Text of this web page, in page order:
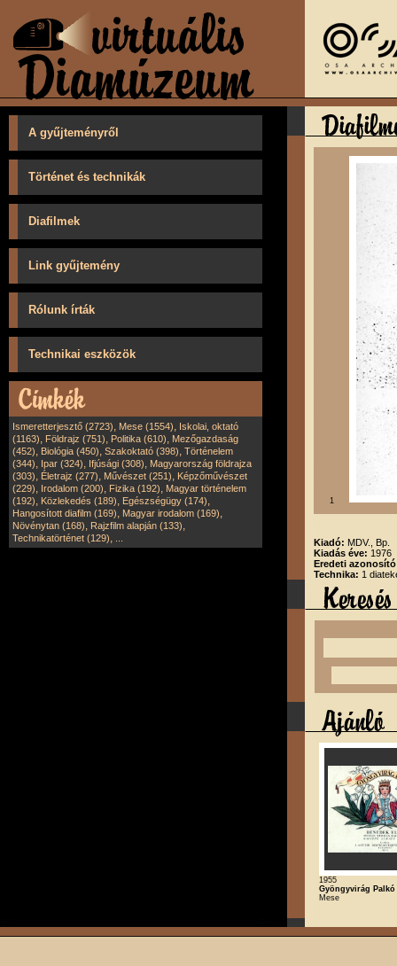
A gyűjteményről
Történet és technikák
Diafilmek
Link gyűjtemény
Rólunk írták
Technikai eszközök
Ismeretterjesztő (2723), Mese (1554), Iskolai, oktató
(1163), Földrajz (751), Politika (610), Mezőgazdaság
(452), Biológia (450), Szakoktató (398), Történelem
(344), Ipar (324), Ifjúsági (308), Magyarország földrajza
(303), Életrajz (277), Művészet (251), Képzőművészet
(229), Irodalom (200), Fizika (192), Magyar történelem
(192), Közlekedés (189), Egészségügy (174),
Hangosított diafilm (169), Magyar irodalom (169),
Növénytan (168), Rajzfilm alapján (133),
Technikatörténet (129),
1
Kiadó: MDV., Bp.
Kiadás éve: 1976
Eredeti
Technika: 1
1955
Gyöngyvirág Palkó
Mese